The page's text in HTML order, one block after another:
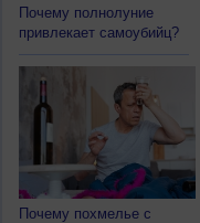
Почему полнолуние
привлекает самоубийц?
Почему похмелье с